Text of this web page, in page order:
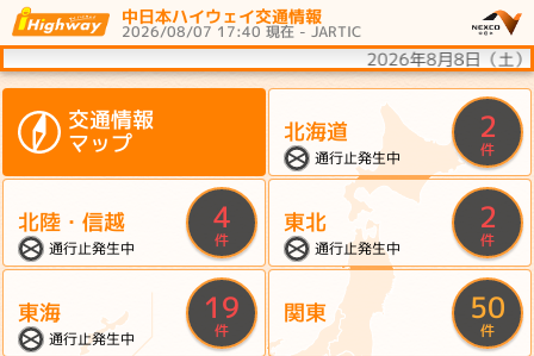
中日本ハイウェイ交通情報
2026/08/07 17:40 現在 - JARTIC
2026年8月8日（土）
交通情報
マップ
北海道 2
件
通行止発生中
北陸・信越 4
件
通行止発生中
東北 2
件
通行止発生中
東海 19
件
通行止発生中
関東 50
件